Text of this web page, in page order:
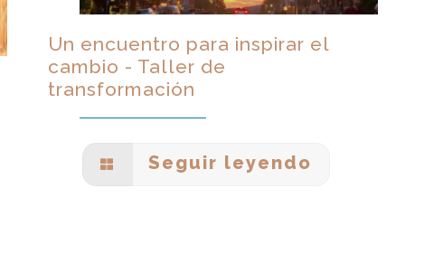
Un encuentro para inspirar el
cambio - Taller de
transformación
Seguir leyendo